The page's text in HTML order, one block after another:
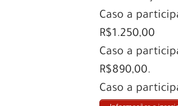
Caso a
R$1.250,00
Caso a
R$890,00.
Caso a